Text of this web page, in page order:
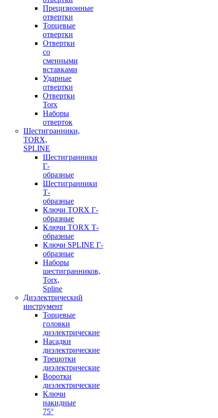
Прецизионные
отвертки
Торцевые
отвертки
Отвертки
со
сменными
вставками
Ударные
отвертки
Отвертки
Torx
Наборы
отверток
Шестигранники,
TORX,
SPLINE
Шестигранники
Г-
образные
Шестигранники
Т-
образные
Ключи TORX Г-
образные
Ключи TORX Т-
образные
Ключи SPLINE Г-
образные
Наборы
шестигранников,
Torx,
Spline
Диэлектрический
инструмент
Торцевые
головки
диэлектрические
Насадки
диэлектрические
Трещотки
диэлектрические
Воротки
диэлектрические
Ключи
накидные
75°